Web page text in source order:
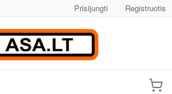
Prisijungti Registruotis